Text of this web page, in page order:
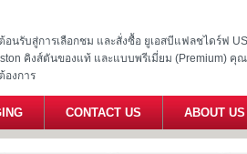
อนรับสู่การเลือกชม และสั่งซื้อ ยูเอสบีแฟลชไดร์ฟ
คิงส์ตันของแท้ และแบบพรีเมี่ยม (Premium) คุ
องการ
CONTACT US ABOUT US